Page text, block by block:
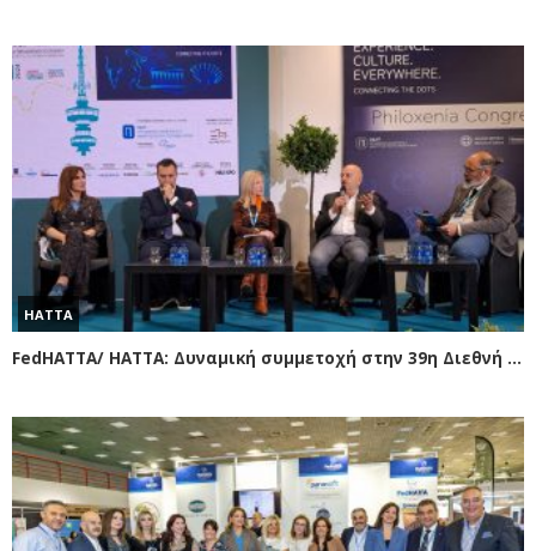
HATTA
FedHATTA/ HATTA: Δυναμική συμμετοχή στην 39η Διεθνή Έκθεση Τουρισμού Philoxenia